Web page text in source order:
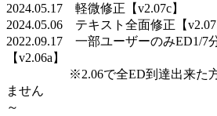
2024.05.17 軽微修正【v2.07c】
2024.05.06 テキスト全面修正【v2.07
2022.09.17 一部ユーザーのみED1/7
【v2.06a】
※2.06で全ED到達出来た方は
ません
～